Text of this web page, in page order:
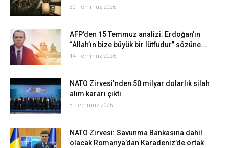
30 Temmuz 2026
AFP’den 15 Temmuz analizi: Erdoğan’ın
“Allah’ın bize büyük bir lütfudur” sözüne...
14 Temmuz 2026
NATO Zirvesi’nden 50 milyar dolarlık silah
alım kararı çıktı
8 Temmuz 2026
NATO Zirvesi: Savunma Bankasına dahil
olacak Romanya’dan Karadeniz’de ortak